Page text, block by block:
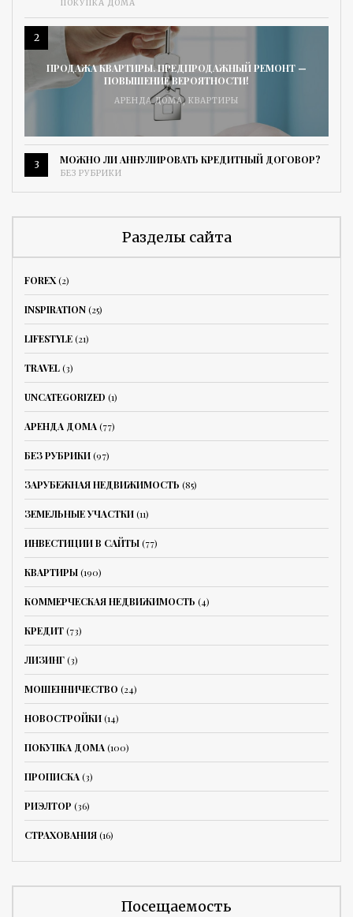
ПОКУПКА ДОМА
2
ПРОДАЖА КВАРТИРЫ. ПРЕДПРОДАЖНЫЙ РЕМОНТ —
ПОВЫШЕНИЕ ВЕРОЯТНОСТИ!
АРЕНДА ДОМА, КВАРТИРЫ
3 МОЖНО ЛИ АННУЛИРОВАТЬ КРЕДИТНЫЙ ДОГОВОР?
БЕЗ РУБРИКИ
Разделы сайта
FOREX(2)
INSPIRATION(25)
LIFESTYLE(21)
TRAVEL(3)
UNCATEGORIZED (1)
АРЕНДА ДОМА(77)
БЕЗ РУБРИКИ(97)
ЗАРУБЕЖНАЯ НЕДВИЖИМОСТЬ (85)
ЗЕМЕЛЬНЫЕ УЧАСТКИ(11)
ИНВЕСТИЦИИ В САЙТЫ(77)
КВАРТИРЫ(190)
КОММЕРЧЕСКАЯ НЕДВИЖИМОСТЬ (4)
КРЕДИТ(73)
ЛИЗИНГ(3)
МОШЕННИЧЕСТВО (24)
НОВОСТРОЙКИ(14)
ПОКУПКА ДОМА(100)
ПРОПИСКА(3)
РИЭЛТОР (36)
СТРАХОВАНИЯ(16)
Посещаемость